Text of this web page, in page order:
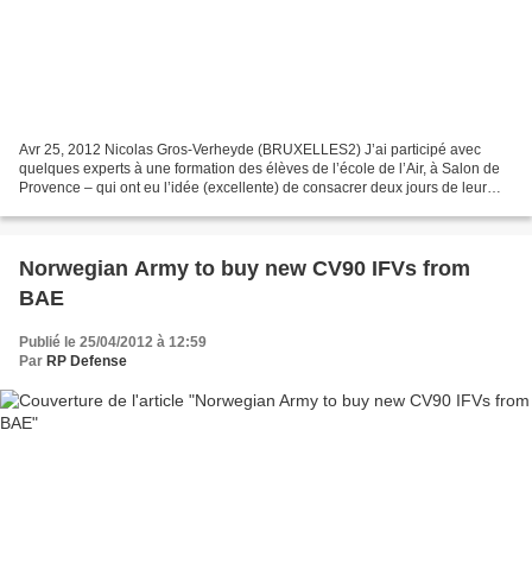
Avr 25, 2012 Nicolas Gros-Verheyde (BRUXELLES2) J’ai participé avec
quelques experts à une formation des élèves de l’école de l’Air, à Salon de
Provence – qui ont eu l’idée (excellente) de consacrer deux jours de leur
Norwegian Army to buy new CV90 IFVs from
BAE
Publié le 25/04/2012 à 12:59
Par RP Defense